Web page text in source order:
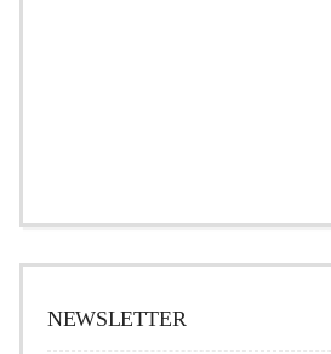
NEWSLETTER